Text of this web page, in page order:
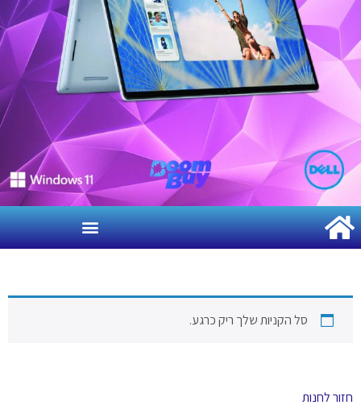
סל הקניות שלך ריק כרגע.
לחנות